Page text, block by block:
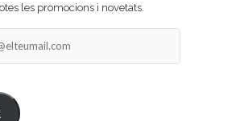
les promocions i novetats.